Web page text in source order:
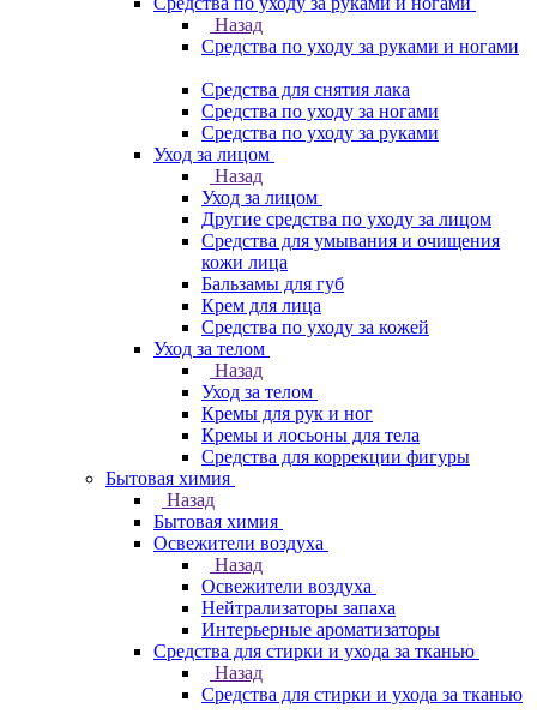
Назад
Средства по уходу за руками и ногами
Средства для снятия лака
Средства по уходу за ногами
Средства по уходу за руками
Уход за лицом
Назад
Уход за лицом
Другие средства по уходу за лицом
Средства для умывания и очищения
кожи лица
Бальзамы для губ
Крем для лица
Средства по уходу за кожей
Уход за телом
Назад
Уход за телом
Кремы для рук и ног
Кремы и лосьоны для тела
Средства для коррекции фигуры
Бытовая химия
Назад
Бытовая химия
Освежители воздуха
Назад
Освежители воздуха
Нейтрализаторы запаха
Интерьерные ароматизаторы
Средства для стирки и ухода за тканью
Назад
Средства для стирки и ухода за тканью